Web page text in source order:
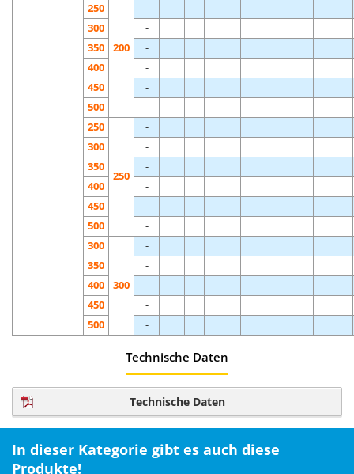
200
250
-
300
-
350
-
400
-
450
-
500
-
250
250
-
300
-
350
-
400
-
450
-
500
-
300
300
-
350
-
400
-
450
-
500
-
Technische Daten
Technische Daten
In dieser Kategorie gibt es auch diese
Produkte!